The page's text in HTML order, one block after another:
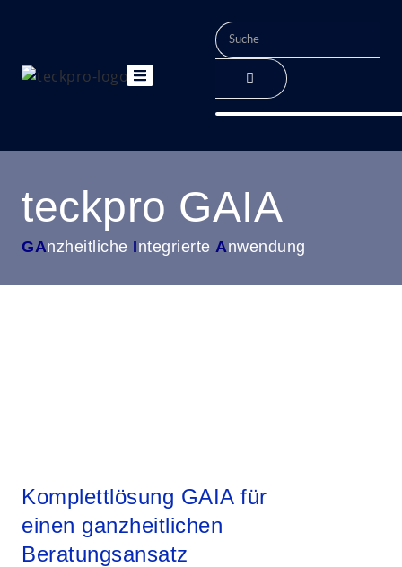
teckpro GAIA
GAnzheitliche Integrierte Anwendung
Komplettlösung GAIA für
einen ganzheitlichen
Beratungsansatz